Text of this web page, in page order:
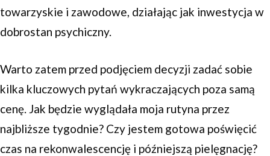
towarzyskie i zawodowe, działając jak inwestycja w
dobrostan psychiczny.
Warto zatem przed podjęciem decyzji zadać sobie
kilka kluczowych pytań wykraczających poza samą
cenę. Jak będzie wyglądała moja rutyna przez
najbliższe tygodnie? Czy jestem gotowa poświęcić
czas na rekonwalescencję i późniejszą pielęgnację?